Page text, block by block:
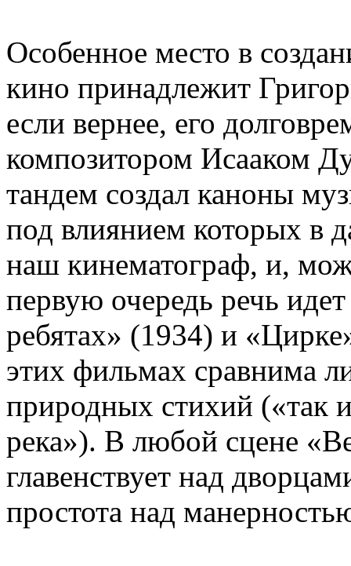
Особенное место в
кино принадлежит
если вернее, его
композитором Исааком
тандем создал каноны
под влиянием которых в
наш кинематограф, и,
первую очередь речь
ребятах» (1934) и
этих фильмах сравнима
природных стихий («так
река»). В любой сцене
главенствует над
простота над